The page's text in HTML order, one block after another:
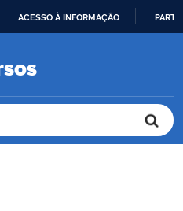
O
ACESSO À INFORMAÇÃO